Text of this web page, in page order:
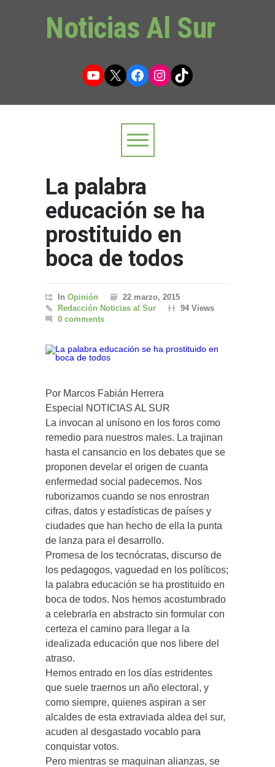
Noticias Al Sur
YouTube
X Facebook
Instagram
TikTok
La palabra
educación se ha
prostituido en
boca de todos
In Opinión
22 marzo, 2015
Redacción Noticias al Sur
94 Views
0 comments
Por Marcos Fabián Herrera
Especial NOTICIAS AL SUR
La invocan al unísono en los foros como
remedio para nuestros males. La trajinan
hasta el cansancio en los debates que se
proponen develar el origen de cuanta
enfermedad social padecemos. Nos
ruborizamos cuando se nos enrostran
cifras, datos y estadísticas de países y
ciudades que han hecho de ella la punta
de lanza para el desarrollo.
Promesa de los tecnócratas, discurso de
los pedagogos, vaguedad en los políticos;
la palabra educación se ha prostituido en
boca de todos. Nos hemos acostumbrado
a celebrarla en abstracto sin formular con
certeza el camino para llegar a la
idealizada educación que nos libere del
atraso.
Hemos entrado en los días estridentes
que suele traernos un año electoral, y
como siempre, quienes aspiran a ser
alcaldes de esta extraviada aldea del sur,
acuden al desgastado vocablo para
conquistar votos.
Pero mientras se maquinan alianzas, se